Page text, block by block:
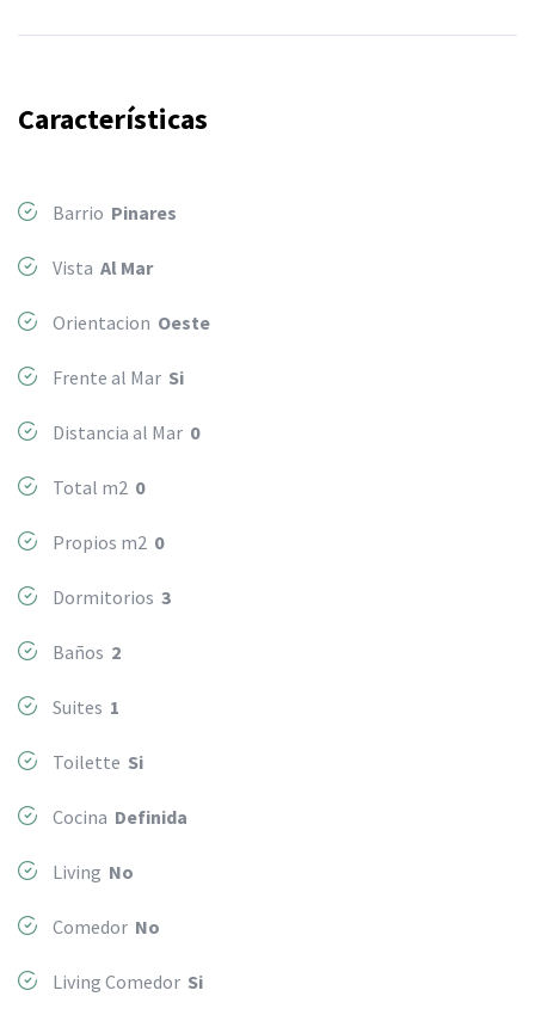
Características
Barrio Pinares
Vista Al Mar
Orientacion Oeste
Frente al Mar Si
Distancia al Mar 0
Total m2 0
Propios m2 0
Dormitorios 3
Baños 2
Suites 1
Toilette Si
Cocina Definida
Living No
Comedor No
Living Comedor Si